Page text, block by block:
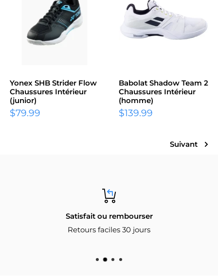
Yonex SHB Strider Flow
Chaussures Intérieur
(junior)
Prix
$79.99
Babolat Shadow Team 2
Chaussures Intérieur
(homme)
Prix
$139.99
Suivant
Satisfait ou rembourser
Retours faciles 30 jours